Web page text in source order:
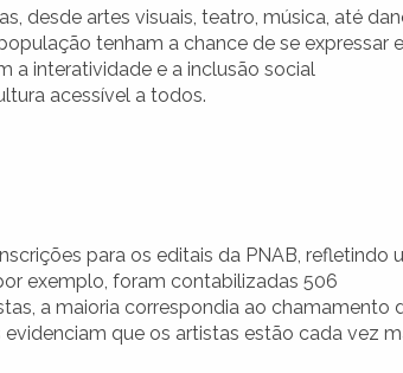
desde artes visuais, teatro, música, até
tenham a chance de se expressar e
a interatividade e a inclusão social
acessível a todos.
para os editais da PNAB, refletindo
exemplo, foram contabilizadas 506
a maioria correspondia ao chamamento
que os artistas estão cada vez